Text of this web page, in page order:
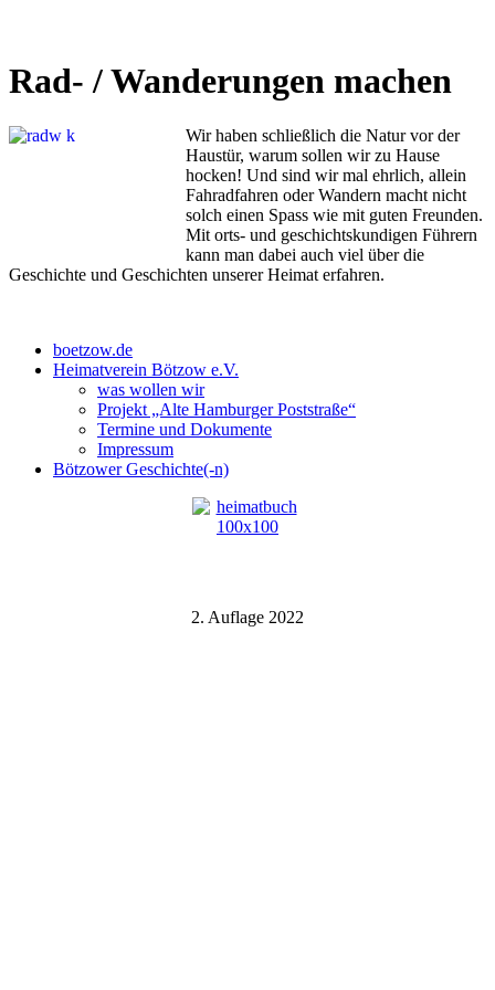
Rad- / Wanderungen machen
Wir haben schließlich die Natur vor der
Haustür, warum sollen wir zu Hause
hocken! Und sind wir mal ehrlich, allein
Fahradfahren oder Wandern macht nicht
solch einen Spass wie mit guten Freunden.
Mit orts- und geschichtskundigen Führern
kann man dabei auch viel über die
Geschichte und Geschichten unserer Heimat erfahren.
boetzow.de
Heimatverein Bötzow e.V.
was wollen wir
Projekt „Alte Hamburger Poststraße“
Termine und Dokumente
Impressum
Bötzower Geschichte(-n)
2. Auflage 2022